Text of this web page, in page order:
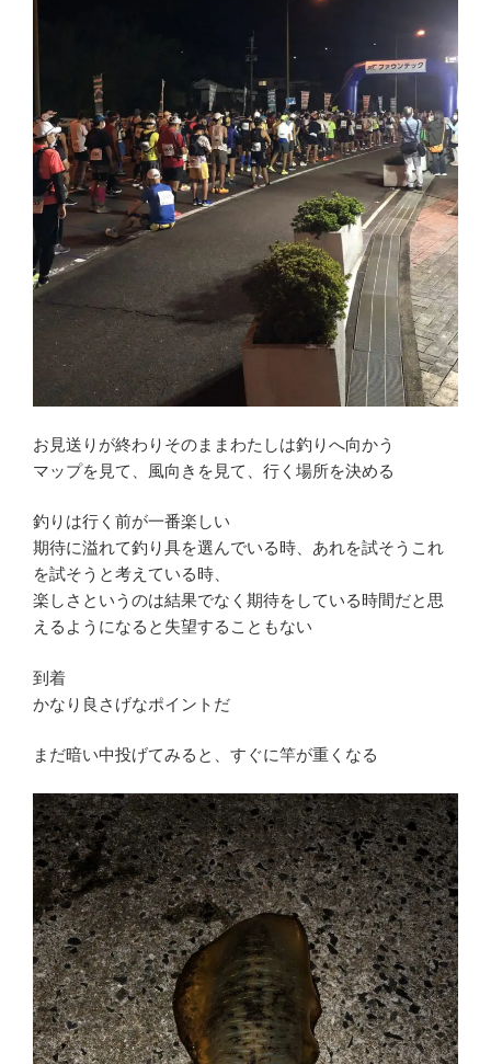
お見送りが終わりそのままわたしは釣りへ向かう
マップを見て、風向きを見て、行く場所を決める
釣りは行く前が一番楽しい
期待に溢れて釣り具を選んでいる時、あれを試そうこれ
を試そうと考えている時、
楽しさというのは結果でなく期待をしている時間だと思
えるようになると失望することもない
到着
かなり良さげなポイントだ
まだ暗い中投げてみると、すぐに竿が重くなる